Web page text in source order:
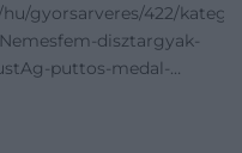
gyorsarveres/422/
disztargyak-
puttos-medal-